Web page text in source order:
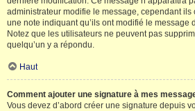
administrateur modifie le message, cependant
une note indiquant qu’ils ont modifié le message
Notez que les utilisateurs ne peuvent pas
quelqu’un y a répondu.
Haut
Comment ajouter une signature à mes
Vous devez d’abord créer une signature depuis